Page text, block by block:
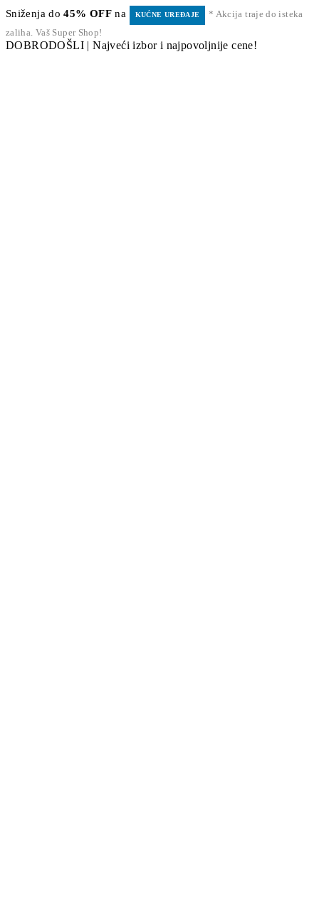
Sniženja do45% OFF na KUĆNE UREĐAJE
* Akcija traje do isteka
zaliha. Vaš Super Shop!
DOBRODOŠLI | Najveći izbor i najpovoljnije cene!